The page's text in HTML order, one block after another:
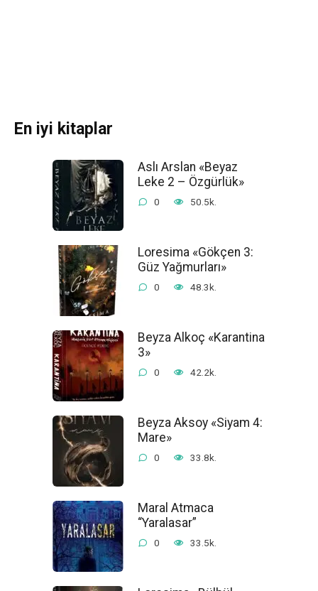
En iyi kitaplar
Aslı Arslan «Beyaz
Leke 2 – Özgürlük»
0 50.5k.
Loresima «Gökçen 3:
Güz Yağmurları»
0 48.3k.
Beyza Alkoç «Karantina
3»
0 42.2k.
Beyza Aksoy «Siyam 4:
Mare»
0 33.8k.
Maral Atmaca
“Yaralasar”
0 33.5k.